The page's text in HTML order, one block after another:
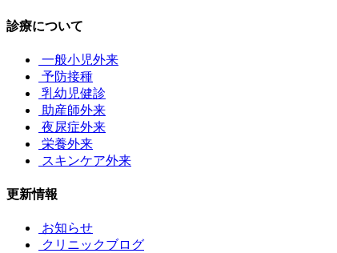
診療について
一般小児外来
予防接種
乳幼児健診
助産師外来
夜尿症外来
栄養外来
スキンケア外来
更新情報
お知らせ
クリニックブログ